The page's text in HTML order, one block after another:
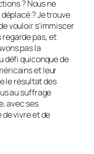
? Nous ne
? Je trouve
vouloir s’immiscer
regarde pas, et
pas la
défi quiconque de
et leur
le résultat des
au suffrage
avec ses
vivre et de